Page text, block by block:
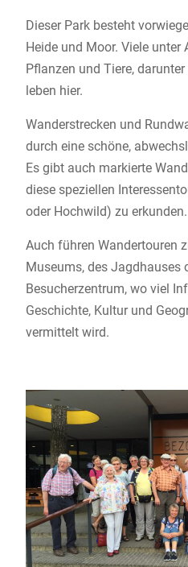
Dieser Park besteht
Heide und Moor. Viele unter
Pflanzen und Tiere,
leben hier.
Wanderstrecken und
durch eine schöne,
Es gibt auch markierte
diese speziellen
oder Hochwild) zu erkunden.
Auch führen Wandertouren
Museums, des Jagdhauses
Besucherzentrum, wo viel
Geschichte, Kultur und
vermittelt wird.